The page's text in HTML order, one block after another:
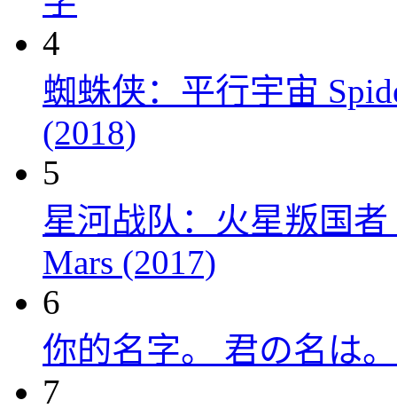
4
蜘蛛侠：平行宇宙
(2018)
5
星河战队：火星叛国者
Mars (2017)
6
你的名字。 君の名は
7